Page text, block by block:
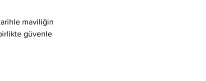
maviliğin
güvenle